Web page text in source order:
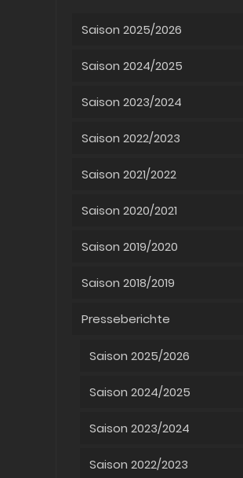
Saison 2025/2026
Saison 2024/2025
Saison 2023/2024
Saison 2022/2023
Saison 2021/2022
Saison 2020/2021
Saison 2019/2020
Saison 2018/2019
Presseberichte
Saison 2025/2026
Saison 2024/2025
Saison 2023/2024
Saison 2022/2023